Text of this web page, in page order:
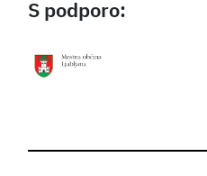
S podporo: